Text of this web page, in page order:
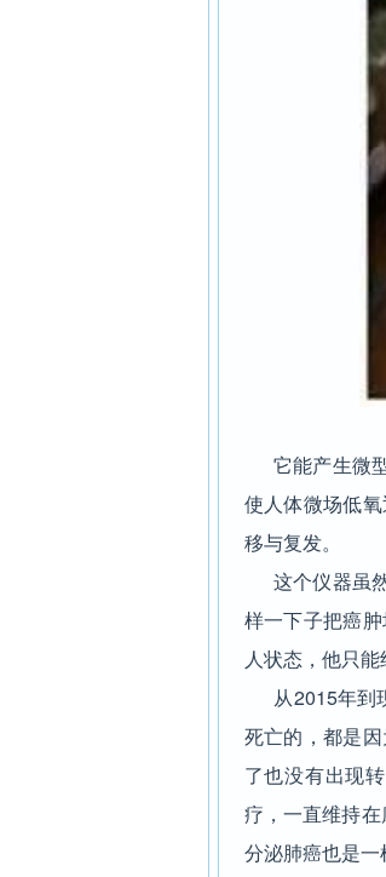
它能产生微型
使人体微场低
移与复发。
这个仪器虽然
样一下子把癌
人状态，他只能
从2015年到
死亡的，都是
了也没有出现
疗，一直维持
分泌肺癌也是一